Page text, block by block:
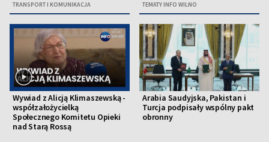
TRANSPORT I KOMUNIKACJA TEMATY INFO WILNO
Wywiad z Alicją Klimaszewską -
współzałożycielką
Społecznego Komitetu Opieki
nad Starą Rossą
Arabia Saudyjska, Pakistan i
Turcja podpisały wspólny pakt
obronny